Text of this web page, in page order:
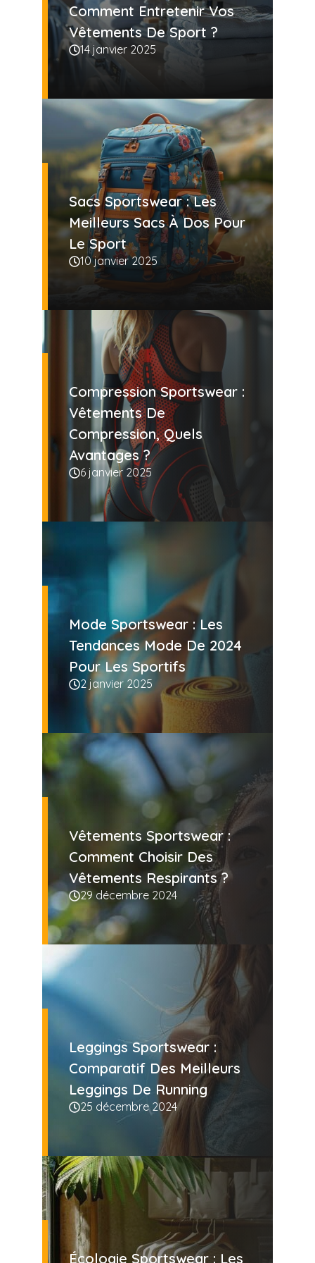
Comment Entretenir Vos
Vêtements De Sport ?
14 janvier 2025
Sacs Sportswear : Les
Meilleurs Sacs À Dos Pour
Le Sport
10 janvier 2025
Compression Sportswear :
Vêtements De
Compression, Quels
Avantages ?
6 janvier 2025
Mode Sportswear : Les
Tendances Mode De 2024
Pour Les Sportifs
2 janvier 2025
Vêtements Sportswear :
Comment Choisir Des
Vêtements Respirants ?
29 décembre 2024
Leggings Sportswear :
Comparatif Des Meilleurs
Leggings De Running
25 décembre 2024
Écologie Sportswear : Les